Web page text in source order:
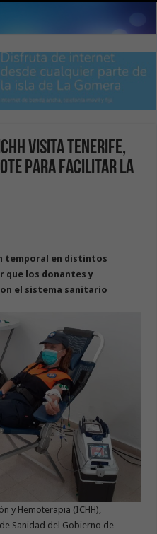
visita Tenerife,
para facilitar la
temporal en distintos
que los donantes y
el sistema sanitario
y Hemoterapia (ICHH),
Sanidad del Gobierno de